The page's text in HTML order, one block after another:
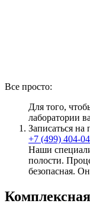
Все просто:
Для того,
лаборатории
Записаться
+7 (499) 404-
Наши
полости.
безопасная.